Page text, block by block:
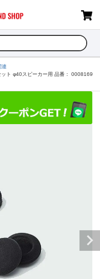
連
ト φ40スピーカー用 品番： 0008169